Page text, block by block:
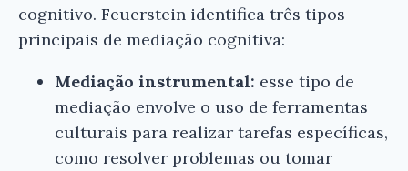
cognitivo. Feuerstein identifica três tipos
principais de mediação cognitiva:
Mediação instrumental: esse tipo de
mediação envolve o uso de ferramentas
culturais para realizar tarefas específicas,
como resolver problemas ou tomar